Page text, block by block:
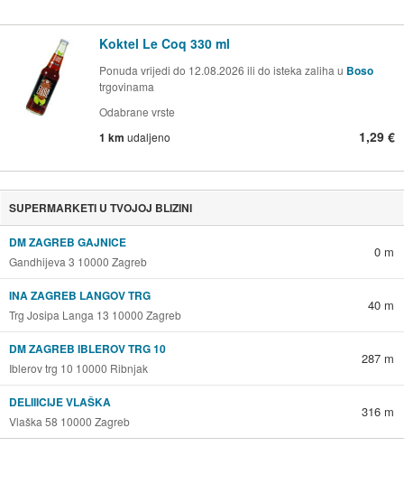
Koktel Le Coq 330 ml
Ponuda vrijedi do 12.08.2026 ili do isteka zaliha u Boso
trgovinama
Odabrane vrste
1 km udaljeno 1,29 €
SUPERMARKETI U TVOJOJ BLIZINI
DM ZAGREB GAJNICE
Gandhijeva 3 10000 Zagreb
0 m
INA ZAGREB LANGOV TRG
Trg Josipa Langa 13 10000 Zagreb
40 m
DM ZAGREB IBLEROV TRG 10
Iblerov trg 10 10000 Ribnjak
287 m
DELIIICIJE VLAŠKA
Vlaška 58 10000 Zagreb
316 m